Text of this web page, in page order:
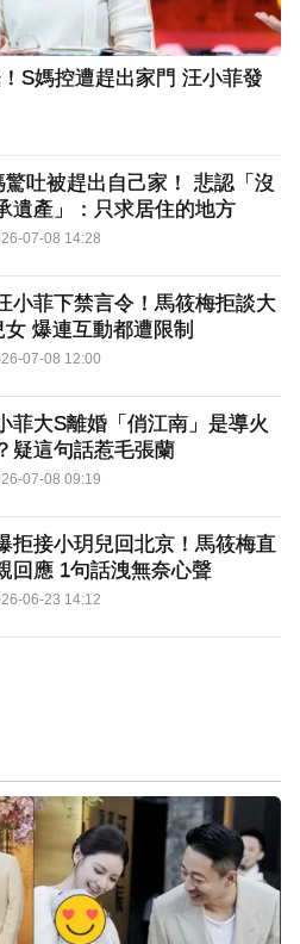
S媽控遭趕出家門 汪小菲發
驚吐被趕出自己家！ 悲認「沒
遺產」：只求居住的地方
07-08 14:28
小菲下禁言令！馬筱梅拒談大
女 爆連互動都遭限制
07-08 12:00
菲大S離婚「俏江南」是導火
疑這句話惹毛張蘭
07-08 09:19
拒接小玥兒回北京！馬筱梅直
回應 1句話洩無奈心聲
06-23 14:12